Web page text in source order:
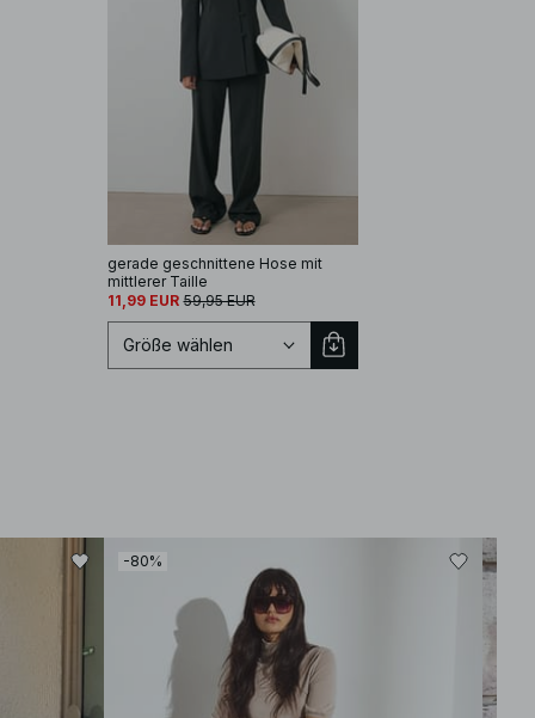
gerade geschnittene Hose mit
mittlerer Taille
11,99 EUR 59,95 EUR
EU 40
Größe wählen
-80%